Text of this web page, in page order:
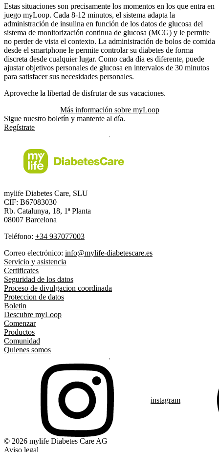
Estas situaciones son precisamente los momentos en los que entra en
juego myLoop. Cada 8-12 minutos, el sistema adapta la
administración de insulina en función de los datos de glucosa del
sistema de monitorización continua de glucosa (MCG) y le permite
no perder de vista el contexto. La administración de bolos de comida
desde el smartphone le permite controlar su diabetes de forma
discreta desde cualquier lugar. Como cada día es diferente, puede
ajustar objetivos personales de glucosa en intervalos de 30 minutos
para satisfacer sus necesidades personales.
Aproveche la libertad de disfrutar de sus vacaciones.
Más información sobre myLoop
Sigue nuestro boletín y mantente al día.
Regístrate
mylife Diabetes Care, SLU
CIF: B67083030
Rb. Catalunya, 18, 1ª Planta
08007 Barcelona
Teléfono: +34 937077003
Correo electrónico: info@mylife-diabetescare.es
Servicio y asistencia
Certificates
Seguridad de los datos
Proceso de divulgacion coordinada
Proteccion de datos
Boletin
Descubre myLoop
Comenzar
Productos
Comunidad
Quienes somos
instagram
© 2026 mylife Diabetes Care AG
Aviso legal